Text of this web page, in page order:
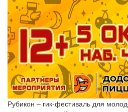
Рубикон – гик-фестиваль для